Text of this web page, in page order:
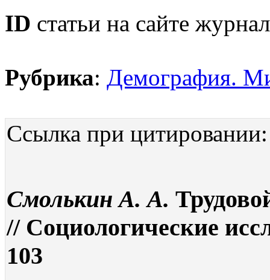
ID статьи на сайте
Рубрика: Демография.
Ссылка при цитировании:
Смолькин А. А.
// Социологические
103